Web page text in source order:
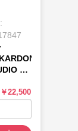
4
￥22,500